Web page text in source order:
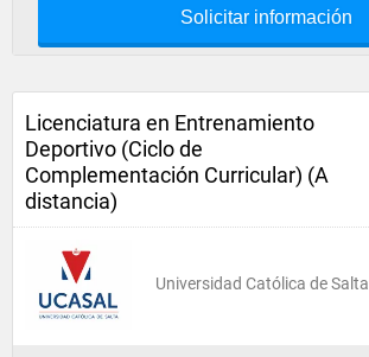
Solicitar información
Licenciatura en Entrenamiento
Deportivo (Ciclo de
Complementación Curricular) (A
distancia)
Universidad Católica de Salta